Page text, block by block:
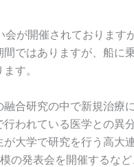
が開催されております
ではありますが、船に
す。
合研究の中で新規治療
われている医学との異
大学で研究を行う高大
の発表会を開催するな